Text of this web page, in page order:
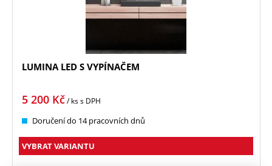
LUMINA LED S VYPÍNAČEM
5 200 Kč/ kss DPH
Doručení do 14 pracovních dnů
VYBRAT VARIANTU